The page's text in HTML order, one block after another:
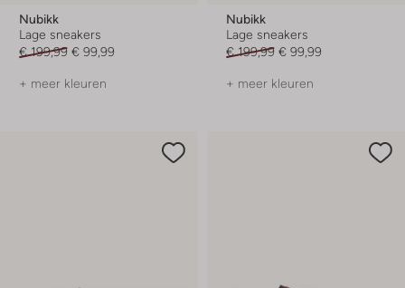
Nubikk
Lage sneakers
€ 199,99 € 99,99
+ meer kleuren
Nubikk
Lage sneakers
€ 199,99 € 99,99
+ meer kleuren